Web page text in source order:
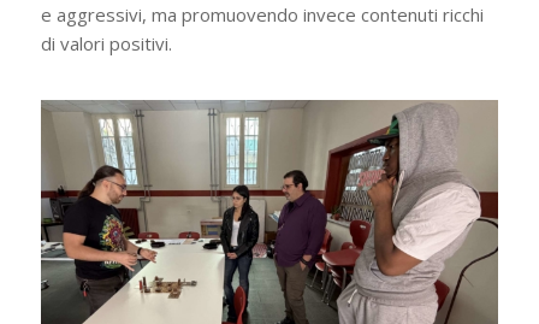
e aggressivi, ma promuovendo invece contenuti ricchi
di valori positivi.